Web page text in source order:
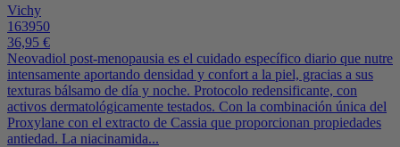
Vichy
163950
36,95 €
Neovadiol post-menopausia es el cuidado específico diario que nutre
intensamente aportando densidad y confort a la piel, gracias a sus
texturas bálsamo de día y noche. Protocolo redensificante, con
activos dermatológicamente testados. Con la combinación única del
Proxylane con el extracto de Cassia que proporcionan propiedades
antiedad. La niacinamida...